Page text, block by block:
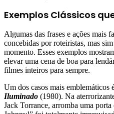
Exemplos Clássicos
Algumas das frases e ações mais
concebidas por roteiristas, mas
momento. Esses exemplos
elevar uma cena de boa para
filmes inteiros para sempre.
Um dos casos mais emblemáticos
Iluminado (1980). Na
Jack Torrance, arromba uma